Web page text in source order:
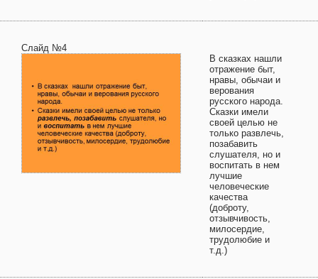
Слайд №4
В сказках нашли
отражение быт,
нравы, обычаи и
верования
русского народа.
Сказки имели
своей целью не
только развлечь,
позабавить
слушателя, но и
воспитать в нем
лучшие
человеческие
качества
(доброту,
отзывчивость,
милосердие,
трудолюбие и
т.д.)